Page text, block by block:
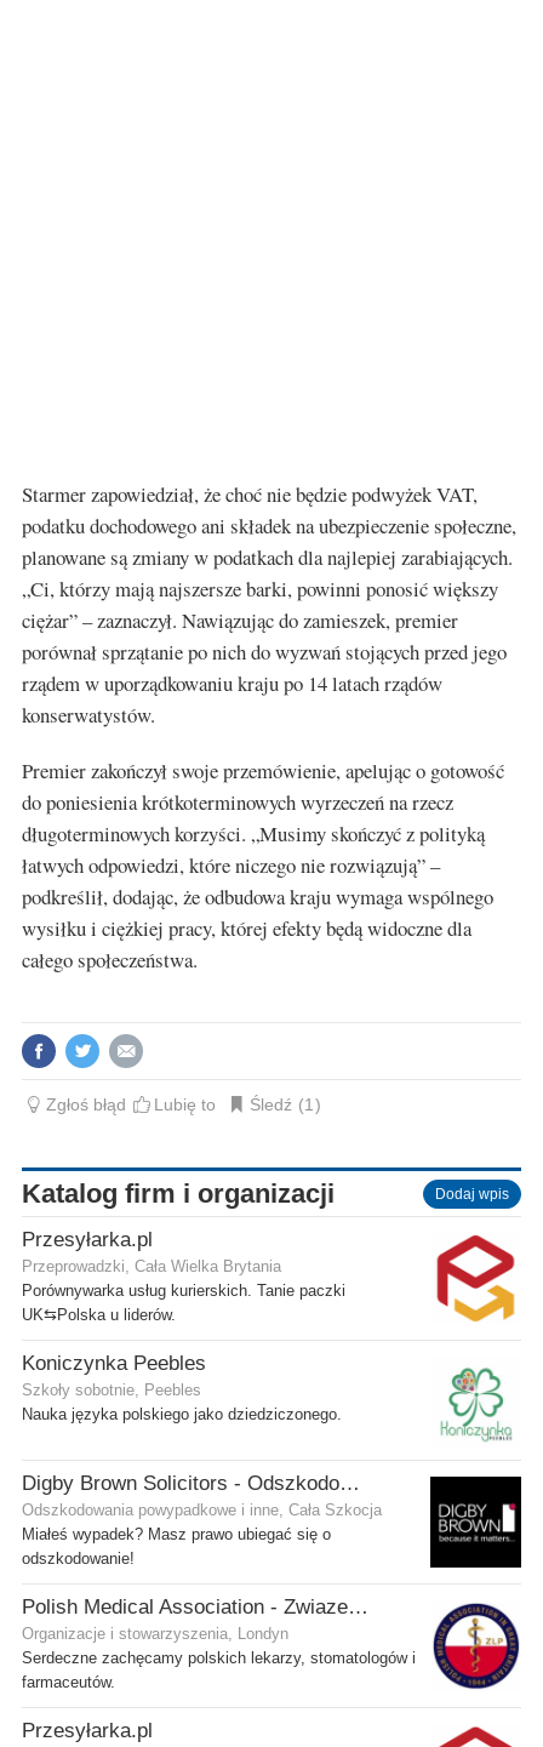
Starmer zapowiedział, że choć nie będzie podwyżek VAT,
podatku dochodowego ani składek na ubezpieczenie społeczne,
planowane są zmiany w podatkach dla najlepiej zarabiających.
„Ci, którzy mają najszersze barki, powinni ponosić większy
ciężar” – zaznaczył. Nawiązując do zamieszek, premier
porównał sprzątanie po nich do wyzwań stojących przed jego
rządem w uporządkowaniu kraju po 14 latach rządów
konserwatystów.
Premier zakończył swoje przemówienie, apelując o gotowość
do poniesienia krótkoterminowych wyrzeczeń na rzecz
długoterminowych korzyści. „Musimy skończyć z polityką
łatwych odpowiedzi, które niczego nie rozwiązują” –
podkreślił, dodając, że odbudowa kraju wymaga wspólnego
wysiłku i ciężkiej pracy, której efekty będą widoczne dla
całego społeczeństwa.
Zgłoś błąd Lubię to Śledź 1
Katalog firm i organizacji Dodaj wpis
Przesyłarka.pl
Przeprowadzki, Cała Wielka Brytania
Porównywarka usług kurierskich. Tanie paczki
UK⇆Polska u liderów.
Koniczynka Peebles
Szkoły sobotnie, Peebles
Nauka języka polskiego jako dziedziczonego.
Digby Brown Solicitors - Odszkodowania w Szkocji
Odszkodowania powypadkowe i inne, Cała Szkocja
Miałeś wypadek? Masz prawo ubiegać się o
odszkodowanie!
Polish Medical Association - Zwiazek Lekarzy Polskich w Wielkiej Brytanii
Organizacje i stowarzyszenia, Londyn
Serdeczne zachęcamy polskich lekarzy, stomatologów i
farmaceutów.
Przesyłarka.pl